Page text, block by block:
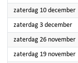
zaterdag 10 december
zaterdag 3 december
zaterdag 26 november
zaterdag 19 november